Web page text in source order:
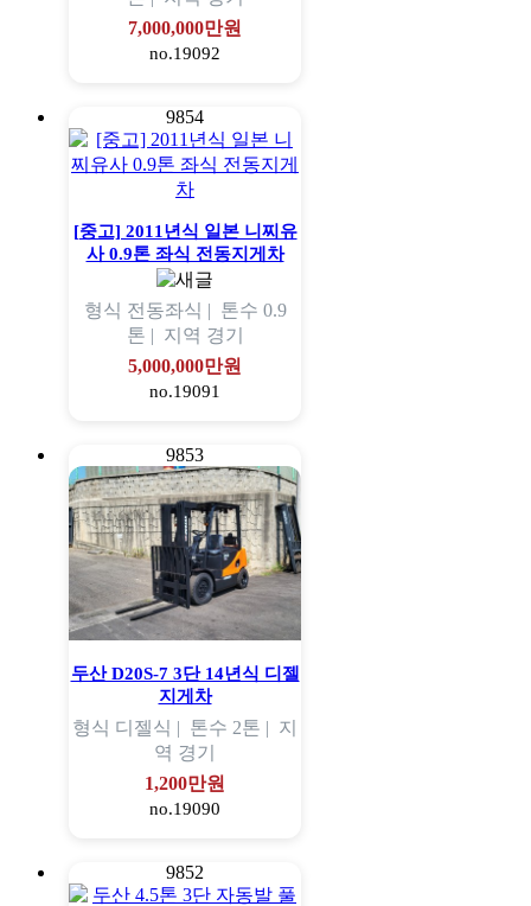
7,000,000만원
no.19092
9854
[중고] 2011년식 일본 니찌유
사 0.9톤 좌식 전동지게차
형식 전동좌식 | 톤수 0.9
톤 | 지역 경기
5,000,000만원
no.19091
9853
두산 D20S-7 3단 14년식 디젤
지게차
형식 디젤식 | 톤수 2톤 | 지
역 경기
1,200만원
no.19090
9852